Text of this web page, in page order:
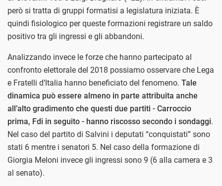
però si tratta di gruppi formatisi a legislatura iniziata. È
quindi fisiologico per queste formazioni registrare un saldo
positivo tra gli ingressi e gli abbandoni.
Analizzando invece le forze che hanno partecipato al
confronto elettorale del 2018 possiamo osservare che Lega
e Fratelli d’Italia hanno beneficiato del fenomeno. Tale
dinamica può essere almeno in parte attribuita anche
all’alto gradimento che questi due partiti - Carroccio
prima, Fdi in seguito - hanno riscosso secondo i sondaggi.
Nel caso del partito di Salvini i deputati “conquistati” sono
stati 6 mentre i senatori 5. Nel caso della formazione di
Giorgia Meloni invece gli ingressi sono 9 (6 alla camera e 3
al senato).